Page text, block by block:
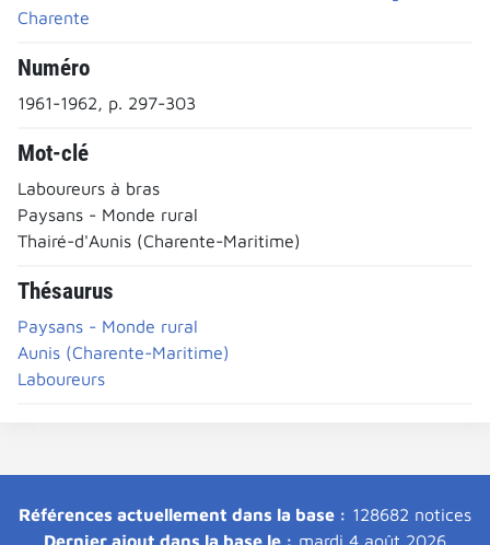
Charente
Numéro
1961-1962, p. 297-303
Mot-clé
Laboureurs à bras
Paysans - Monde rural
Thairé-d'Aunis (Charente-Maritime)
Thésaurus
Paysans - Monde rural
Aunis (Charente-Maritime)
Laboureurs
Références actuellement dans la base : 128682 notices
Dernier ajout dans la base le : mardi 4 août 2026